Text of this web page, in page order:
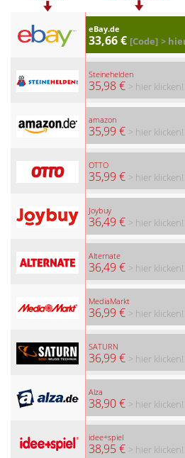
eBay.de
33,66 € [Code] >
Steinehelden
35,98 € > hier klicken!
amazon
35,99 € > hier klicken!
OTTO
35,99 € > hier klicken!
Joybuy
36,49 € > hier klicken!
Alternate
36,49 € > hier klicken!
MediaMarkt
36,99 € > hier klicken!
SATURN
36,99 € > hier klicken!
Alza
38,90 € > hier klicken!
idee+spiel
38,95 € > hier klicken!